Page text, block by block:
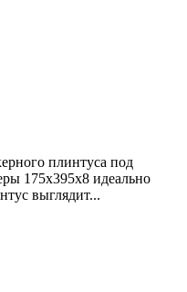
плинтуса под
175х395х8 идеально
выглядит...